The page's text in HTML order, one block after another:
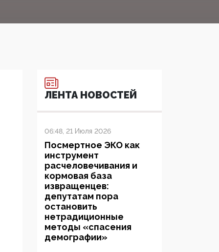
ЛЕНТА НОВОСТЕЙ
06:48, 21 Июля 2026
Посмертное ЭКО как
инструмент
расчеловечивания и
кормовая база
извращенцев:
депутатам пора
остановить
нетрадиционные
методы «спасения
демографии»